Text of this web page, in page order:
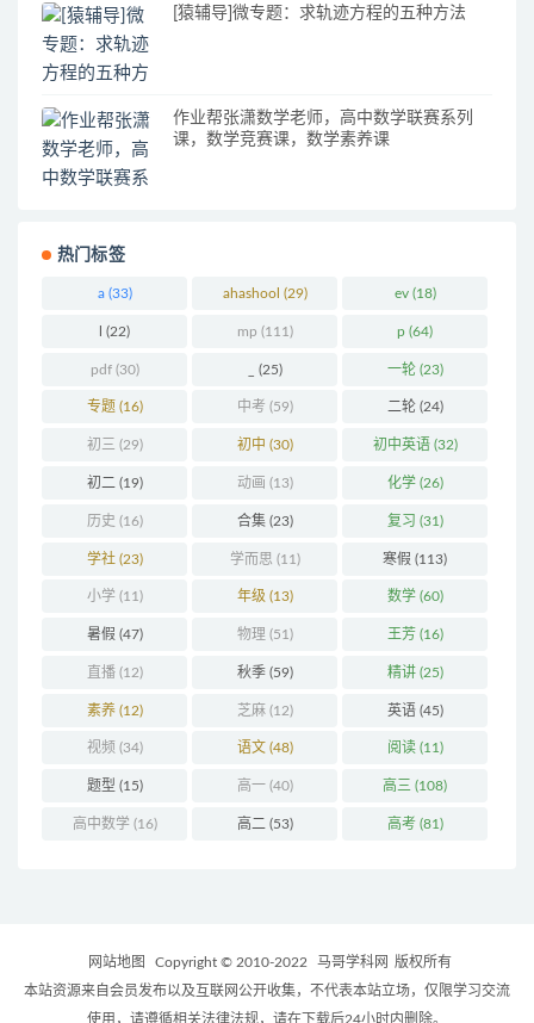
[猿辅导]微专题：求轨迹方程的五种方法
作业帮张潇数学老师，高中数学联赛系列
课，数学竞赛课，数学素养课
热门标签
a(33) ahashool (29) ev(18)
(22) mp (111) p (64)
pdf(30) (25) 一轮(23)
专题(16) 中考 (59) 二轮(24)
初三 (29) 初中 (30) 初中英语(32)
初二 (19) 动画 (13) 化学(26)
历史 (16) 合集(23) 复习 (31)
学社(23) 学而思 (11) 寒假 (113)
小学(11) 年级 (13) 数学(60)
暑假 (47) 物理 (51) 王芳(16)
直播(12) 秋季(59) 精讲(25)
素养(12) 芝麻(12) 英语(45)
视频 (34) 语文 (48) 阅读(11)
题型 (15) 高一(40) 高三 (108)
高中数学(16) 高二 (53) 高考(81)
网站地图 Copyright © 2010-2022 马哥学科网 版权所有
本站资源来自会员发布以及互联网公开收集，不代表本站立场，仅限学习交流
使用，请遵循相关法律法规，请在下载后24小时内删除。